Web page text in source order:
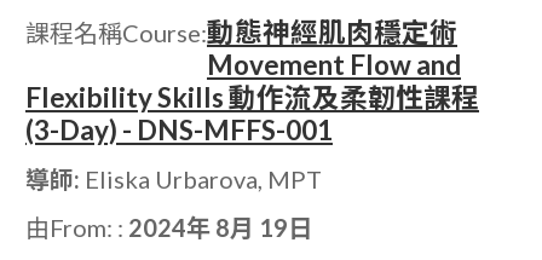
課程名稱Course:動態神經肌肉穩定術
Movement Flow and
Flexibility Skills 動作流及柔韌性課程
(3-Day) - DNS-MFFS-001
導師: Eliska Urbarova, MPT
由From: : 2024年 8月 19日